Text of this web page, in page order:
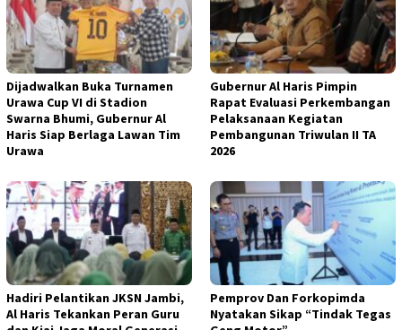
Dijadwalkan Buka Turnamen
Urawa Cup VI di Stadion
Swarna Bhumi, Gubernur Al
Haris Siap Berlaga Lawan Tim
Urawa
Gubernur Al Haris Pimpin
Rapat Evaluasi Perkembangan
Pelaksanaan Kegiatan
Pembangunan Triwulan II TA
2026
Hadiri Pelantikan JKSN Jambi,
Al Haris Tekankan Peran Guru
Pemprov Dan Forkopimda
Nyatakan Sikap “Tindak Tegas